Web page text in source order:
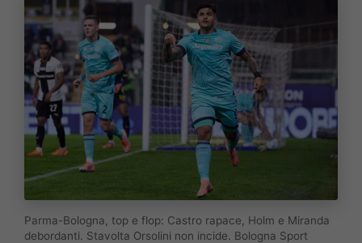
Parma-Bologna, top e flop: Castro rapace, Holm e Miranda
debordanti. Stavolta Orsolini non incide. Bologna Sport